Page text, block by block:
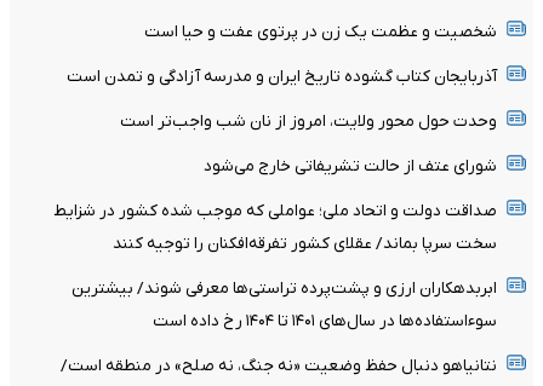
شخصیت و عظمت یک زن در پرتوی عفت و حیا است
آذربایجان کتاب گشوده تاریخ ایران و مدرسه آزادگی و تمدن است
وحدت حول محور ولایت، امروز از نان شب واجب‌تر است
شورای عتف از حالت تشریفاتی خارج می‌شود
صداقت دولت و اتحاد ملی؛ عواملی که موجب شده کشور در شزایط
سخت سرپا بماند/ عقلای کشور تفرقه‌افکنان را توجیه کنند
ابربدهکاران ارزی و پشت‌پرده تراستی‌ها معرفی شوند/ بیشترین
سوءاستفاده‌ها در سال‌های ۱۴۰۱ تا ۱۴۰۴ رخ داده است
نتانیاهو دنبال حفظ وضعیت «نه جنگ، نه صلح» در منطقه است/